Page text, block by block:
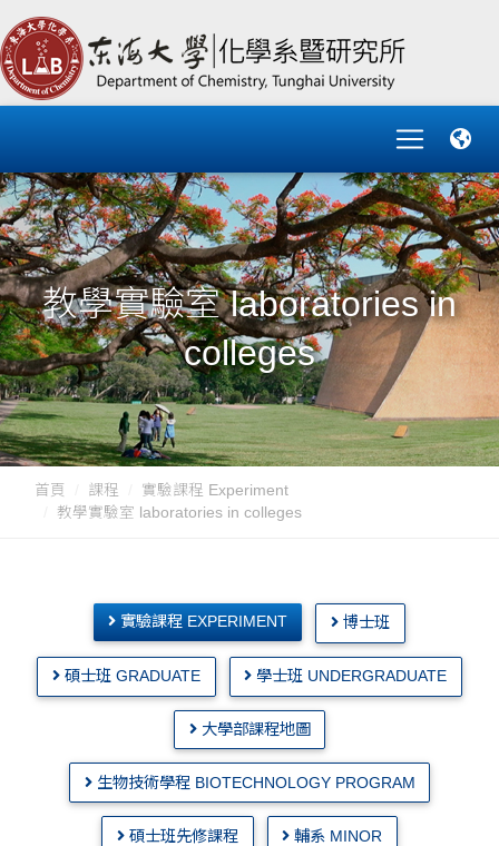
教學實驗室 laboratories in
colleges
首頁 課程
實驗課程 Experiment
教學實驗室 laboratories in colleges
實驗課程 EXPERIMENT 博士班
碩士班 GRADUATE 學士班 UNDERGRADUATE
大學部課程地圖
生物技術學程 BIOTECHNOLOGY PROGRAM
碩士班先修課程 輔系 MINOR